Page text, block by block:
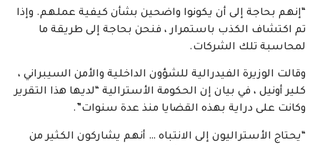
“إنهم بحاجة إلى أن يكونوا واضحين بشأن كيفية عملهم. وإذا
تم اكتشاف الكذب باستمرار ، فنحن بحاجة إلى طريقة ما
لمحاسبة تلك الشركات.
وقالت الوزيرة الفيدرالية للشؤون الداخلية والأمن السيبراني ،
كلير أونيل ، في بيان إن الحكومة الأسترالية “لديها هذا التقرير
وكانت على دراية بهذه القضايا منذ عدة سنوات”.
“يحتاج الأستراليون إلى الانتباه … أنهم يشاركون الكثير من